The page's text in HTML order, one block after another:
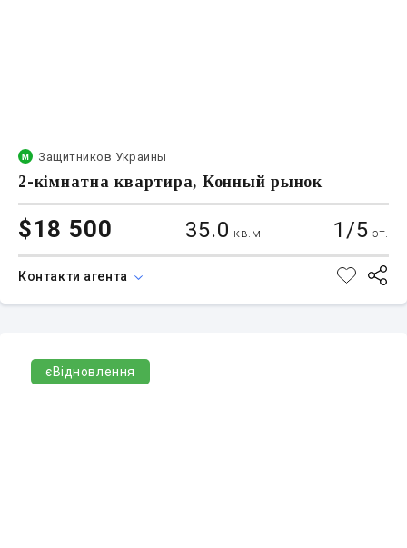
Защитников Украины
2-кімнатна квартира, Конный рынок
$18 500 35.0 кв.м 1/5 эт.
Контакти агента
єВідновлення